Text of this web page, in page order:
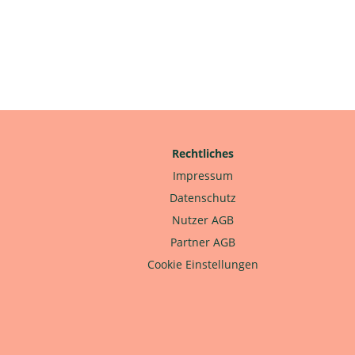
Rechtliches
Impressum
Datenschutz
Nutzer AGB
Partner AGB
Cookie Einstellungen